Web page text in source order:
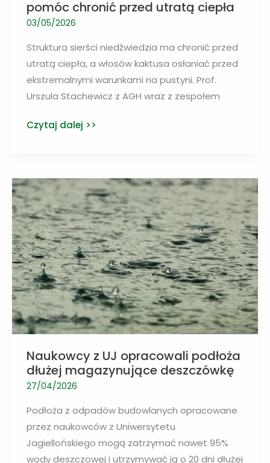
pomóc chronić przed utratą ciepła
03/05/2026
Struktura sierści niedźwiedzia ma chronić przed
utratą ciepła, a włosów kaktusa osłaniać przed
ekstremalnymi warunkami na pustyni. Prof.
Urszula Stachewicz z AGH wraz z zespołem
Struktura
pomóc
chronić
przed
utratą
ciepła
Czytaj dalej >>
Naukowcy z UJ opracowali podłoża
dłużej magazynujące deszczówkę
27/04/2026
Podłoża z odpadów budowlanych opracowane
przez naukowców z Uniwersytetu
Jagiellońskiego mogą zatrzymać nawet 95%
wody deszczowej i utrzymywać ją o 20 dni dłużej